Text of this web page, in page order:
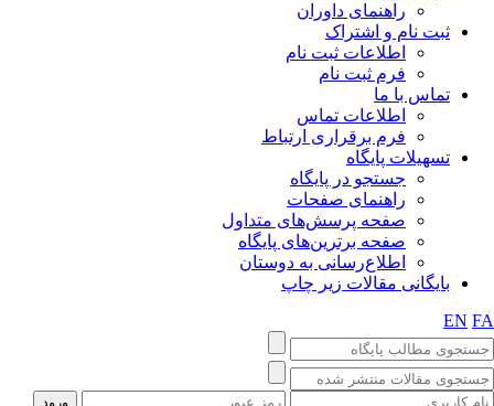
راهنمای داوران
ثبت نام و اشتراک
اطلاعات ثبت نام
فرم ثبت نام
تماس با ما
اطلاعات تماس
فرم برقراری ارتباط
تسهیلات پایگاه
جستجو در پایگاه
راهنمای صفحات
صفحه پرسش‌های متداول
صفحه برترین‌های پایگاه
اطلاع‌رسانی به دوستان
بایگانی مقالات زیر چاپ
EN